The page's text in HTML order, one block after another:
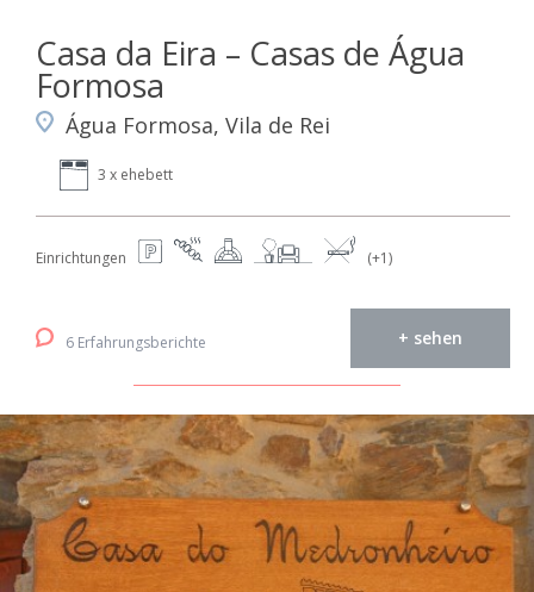
Casa da Eira – Casas de Água
Formosa
Água Formosa, Vila de Rei
3 x ehebett
Einrichtungen (+1)
6 Erfahrungsberichte + sehen